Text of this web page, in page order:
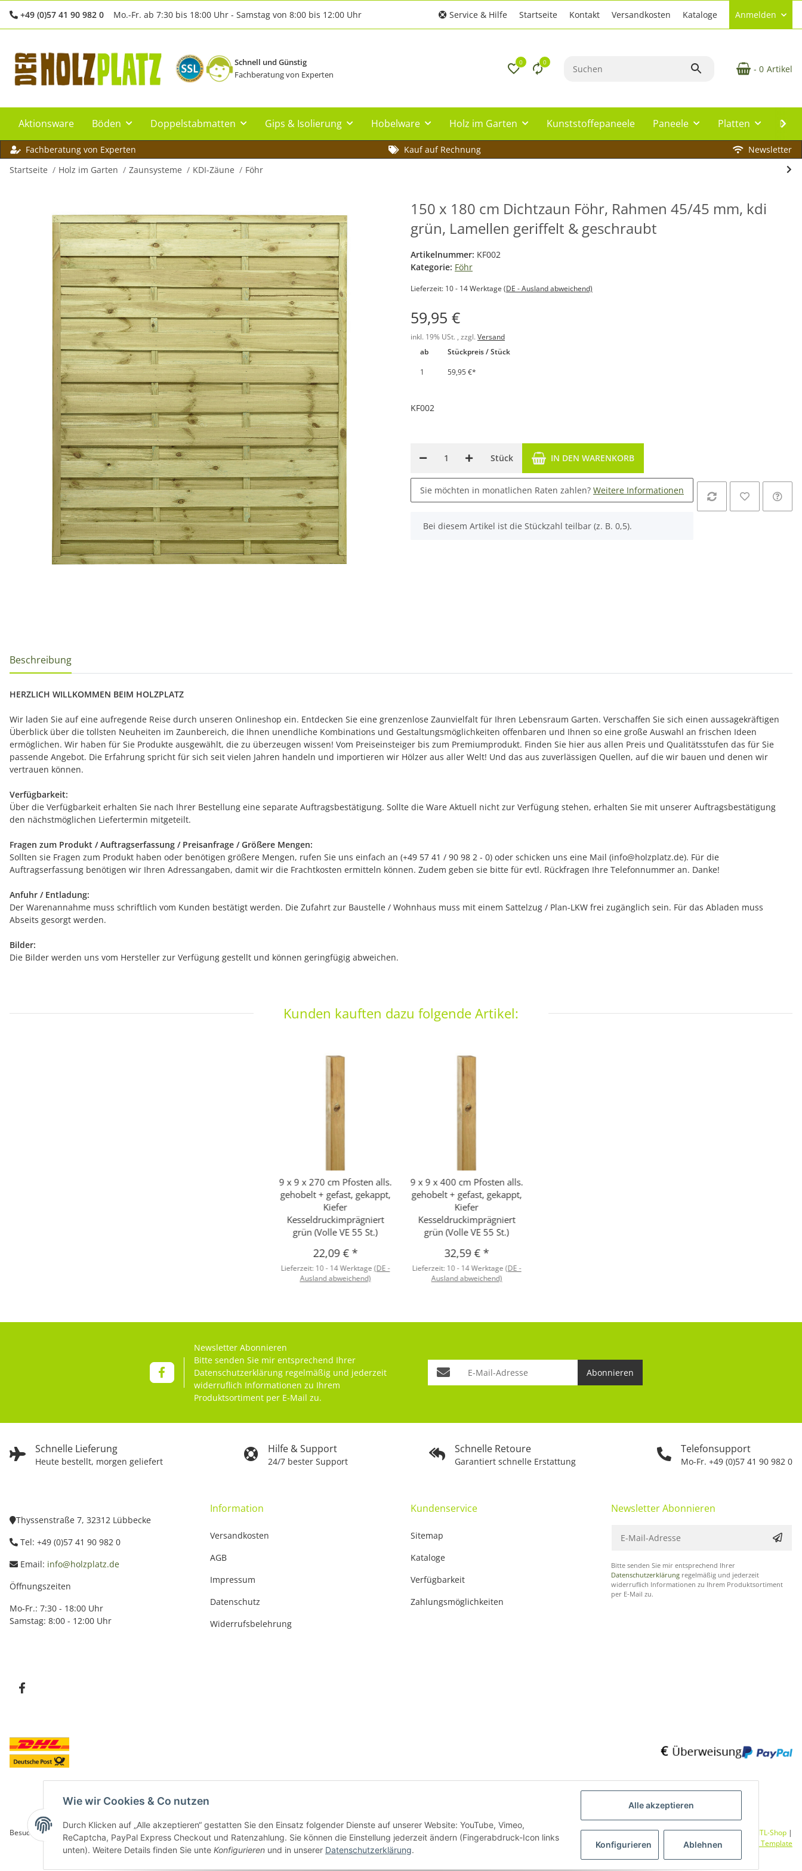
+49 (0)57 41 90 982 0 Mo.-Fr. ab 7:30 bis 18:00 Uhr - Samstag von 8:00 bis 12:00 Uhr Service & Hilfe Startseite Kontakt Versandkosten Kataloge Anmelden
Schnell und Günstig
Fachberatung von Experten
0 0
- 0 Artikel
Aktionsware Böden Doppelstabmatten Gips & Isolierung Hobelware Holz im Garten Kunststoffepaneele Paneele Platten
Fachberatung von Experten Kauf auf Rechnung
Newsletter
Startseite
Holz im Garten Zaunsysteme KDI-Zäune Föhr
150 x 180 cm Dichtzaun Föhr, Rahmen 45/45 mm, kdi
grün, Lamellen geriffelt & geschraubt
Artikelnummer: KF002
Kategorie: Föhr
Lieferzeit: 10 - 14 Werktage (DE - Ausland abweichend)
59,95 €
inkl. 19% USt. , zzgl. Versand
ab
Stückpreis / Stück
1
59,95 €*
KF002
Stück IN DEN WARENKORB
Sie möchten in monatlichen Raten zahlen? Weitere Informationen
x
Bei diesem Artikel ist die Stückzahl teilbar (z. B. 0,5).
Beschreibung
HERZLICH WILLKOMMEN BEIM HOLZPLATZ
Wir laden Sie auf eine aufregende Reise durch unseren Onlineshop ein. Entdecken Sie eine grenzenlose Zaunvielfalt für Ihren Lebensraum Garten. Verschaffen Sie sich einen aussagekräftigen
Überblick über die tollsten Neuheiten im Zaunbereich, die Ihnen unendliche Kombinations und Gestaltungsmöglichkeiten offenbaren und Ihnen so eine große Auswahl an frischen Ideen
ermöglichen. Wir haben für Sie Produkte ausgewählt, die zu überzeugen wissen! Vom Preiseinsteiger bis zum Premiumprodukt. Finden Sie hier aus allen Preis und Qualitätsstufen das für Sie
passende Angebot. Die Erfahrung spricht für sich seit vielen Jahren handeln und importieren wir Hölzer aus aller Welt! Und das aus zuverlässigen Quellen, auf die wir bauen und denen wir
vertrauen können.
Verfügbarkeit:
Über die Verfügbarkeit erhalten Sie nach Ihrer Bestellung eine separate Auftragsbestätigung. Sollte die Ware Aktuell nicht zur Verfügung stehen, erhalten Sie mit unserer Auftragsbestätigung
den nächstmöglichen Liefertermin mitgeteilt.
Fragen zum Produkt / Auftragserfassung / Preisanfrage / Größere Mengen:
Sollten sie Fragen zum Produkt haben oder benötigen größere Mengen, rufen Sie uns einfach an (+49 57 41 / 90 98 2 - 0) oder schicken uns eine Mail (info@holzplatz.de). Für die
Auftragserfassung benötigen wir Ihren Adressangaben, damit wir die Frachtkosten ermitteln können. Zudem geben sie bitte für evtl. Rückfragen Ihre Telefonnummer an. Danke!
Anfuhr / Entladung:
Der Warenannahme muss schriftlich vom Kunden bestätigt werden. Die Zufahrt zur Baustelle / Wohnhaus muss mit einem Sattelzug / Plan-LKW frei zugänglich sein. Für das Abladen muss
Abseits gesorgt werden.
Bilder:
Die Bilder werden uns vom Hersteller zur Verfügung gestellt und können geringfügig abweichen.
Kunden kauften dazu folgende Artikel:
9 x 9 x 270 cm Pfosten alls.
gehobelt + gefast, gekappt,
Kiefer
Kesseldruckimprägniert
grün (Volle VE 55 St.)
22,09 € *
Lieferzeit: 10 - 14 Werktage (DE -
Ausland abweichend)
9 x 9 x 400 cm Pfosten alls.
gehobelt + gefast, gekappt,
Kiefer
Kesseldruckimprägniert
grün (Volle VE 55 St.)
32,59 € *
Lieferzeit: 10 - 14 Werktage (DE -
Ausland abweichend)
Schnelle Lieferung
Heute bestellt, morgen geliefert
Hilfe & Support
24/7 bester Support
Schnelle Retoure
Garantiert schnelle Erstattung
Telefonsupport
Mo-Fr. +49 (0)57 41 90 982 0
Newsletter Abonnieren
Bitte senden Sie mir entsprechend Ihrer
Datenschutzerklärung regelmäßig und jederzeit
widerruflich Informationen zu Ihrem
Produktsortiment per E-Mail zu.
Abonnieren
Thyssenstraße 7, 32312 Lübbecke
Tel: +49 (0)57 41 90 982 0
Email: info@holzplatz.de
Öffnungszeiten
Mo-Fr.: 7:30 - 18:00 Uhr
Samstag: 8:00 - 12:00 Uhr
Information
Versandkosten
AGB
Impressum
Datenschutz
Widerrufsbelehrung
Kundenservice
Sitemap
Kataloge
Verfügbarkeit
Zahlungsmöglichkeiten
Newsletter Abonnieren
Bitte senden Sie mir entsprechend Ihrer
Datenschutzerklärung regelmäßig und jederzeit
widerruflich Informationen zu Ihrem Produktsortiment
per E-Mail zu.
Besucherzähler: 5839979 Alle Preise inkl. MwSt. UmsetzungVlarom E-Commerce Agentur| Powered by JTL-Shop |
CLEARIX JTL-Shop Template
Wie wir Cookies & Co nutzen
Durch Klicken auf „Alle akzeptieren“ gestatten Sie den Einsatz folgender Dienste auf unserer Website: YouTube, Vimeo,
ReCaptcha, PayPal Express Checkout und Ratenzahlung. Sie können die Einstellung jederzeit ändern (Fingerabdruck-Icon links
unten). Weitere Details finden Sie unte Konfigurieren und in unserer Datenschutzerklärung.
Alle akzeptieren
Konfigurieren Ablehnen